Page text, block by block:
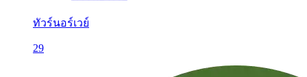
ทัวร์นอร์เวย์
29